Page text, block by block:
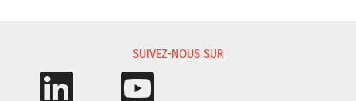
SUIVEZ-NOUS SUR